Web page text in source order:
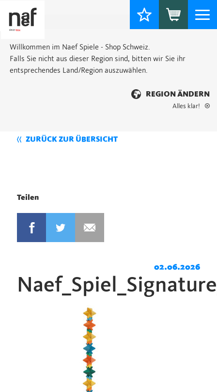
Willkommen im Naef Spiele - Shop Schweiz.
Falls Sie nicht aus dieser Region sind, bitten wir Sie ihr
entsprechendes Land/Region auszuwählen.
REGION ÄNDERN
Alles klar!
ZURÜCK ZUR ÜBERSICHT
Teilen
02.06.2026